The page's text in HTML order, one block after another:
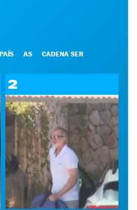
AS CADENA SER
2